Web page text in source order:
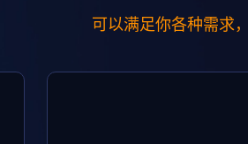
可以满足你各种需求